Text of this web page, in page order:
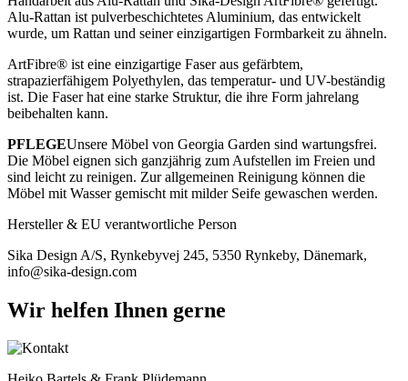
Alu-Rattan ist pulverbeschichtetes Aluminium, das entwickelt
wurde, um Rattan und seiner einzigartigen Formbarkeit zu ähneln.
ArtFibre® ist eine einzigartige Faser aus gefärbtem,
strapazierfähigem Polyethylen, das temperatur- und UV-beständig
ist. Die Faser hat eine starke Struktur, die ihre Form jahrelang
beibehalten kann.
PFLEGEUnsere Möbel von Georgia Garden sind wartungsfrei.
Die Möbel eignen sich ganzjährig zum Aufstellen im Freien und
sind leicht zu reinigen. Zur allgemeinen Reinigung können die
Möbel mit Wasser gemischt mit milder Seife gewaschen werden.
Hersteller & EU verantwortliche Person
Sika Design A/S, Rynkebyvej 245, 5350 Rynkeby, Dänemark,
info@sika-design.com
Wir helfen Ihnen gerne